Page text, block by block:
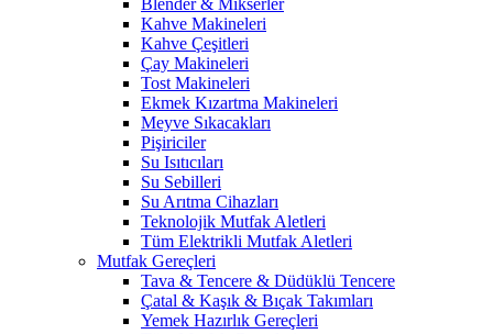
Blender & Mikserler
Kahve Makineleri
Kahve Çeşitleri
Çay Makineleri
Tost Makineleri
Ekmek Kızartma Makineleri
Meyve Sıkacakları
Pişiriciler
Su Isıtıcıları
Su Sebilleri
Su Arıtma Cihazları
Teknolojik Mutfak Aletleri
Tüm Elektrikli Mutfak Aletleri
Mutfak Gereçleri
Tava & Tencere & Düdüklü Tencere
Çatal & Kaşık & Bıçak Takımları
Yemek Hazırlık Gereçleri